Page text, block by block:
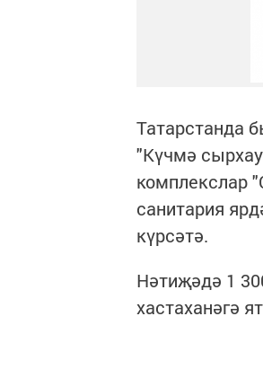
Татарстанда
"Күчмә
комплекслар
санитария
күрсәтә.
Нәтиҗәдә 1
хастаханәгә